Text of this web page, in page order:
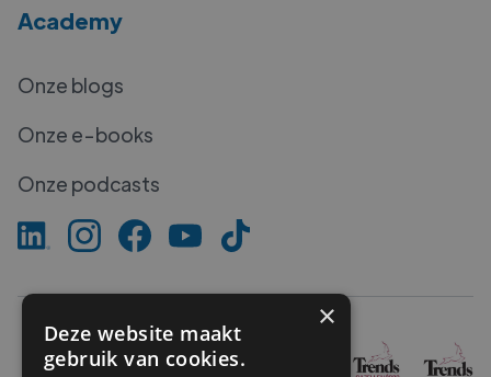
Academy
Onze blogs
Onze e-books
Onze podcasts
×
Deze website maakt
gebruik van cookies.